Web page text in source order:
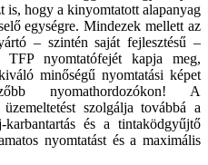
is, hogy a kinyomtatott alapanyag
egységre. Mindezek mellett az
– szintén saját fejlesztésű –
TFP nyomtatófejét kapja meg,
minőségű nyomtatási képet
nyomathordozókon! A
szolgálja továbbá a
karbantartás és a tintaködgyűjtő
nyomtatást és a maximális